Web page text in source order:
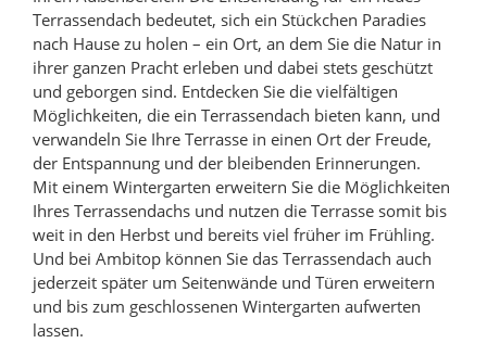
Terrassendach bedeutet, sich ein Stückchen Paradies
nach Hause zu holen – ein Ort, an dem Sie die Natur in
ihrer ganzen Pracht erleben und dabei stets geschützt
und geborgen sind. Entdecken Sie die vielfältigen
Möglichkeiten, die ein Terrassendach bieten kann, und
verwandeln Sie Ihre Terrasse in einen Ort der Freude,
der Entspannung und der bleibenden Erinnerungen.
Mit einem Wintergarten erweitern Sie die Möglichkeiten
Ihres Terrassendachs und nutzen die Terrasse somit bis
weit in den Herbst und bereits viel früher im Frühling.
Und bei Ambitop können Sie das Terrassendach auch
jederzeit später um Seitenwände und Türen erweitern
und bis zum geschlossenen Wintergarten aufwerten
lassen.